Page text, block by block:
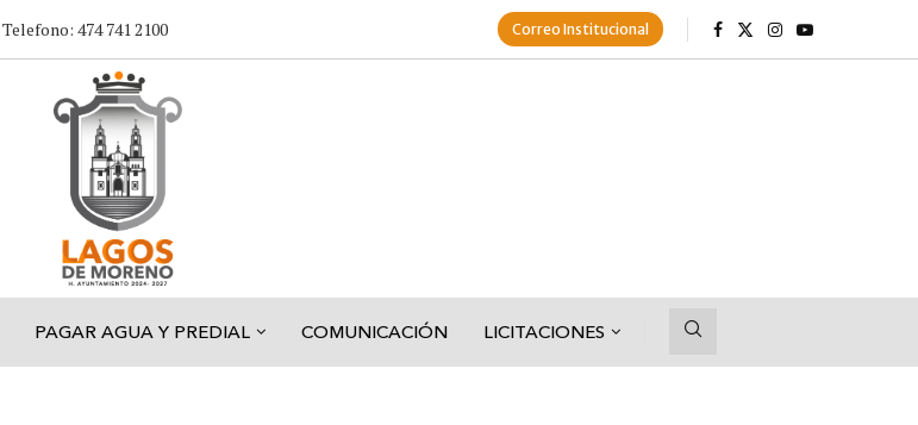
Telefono: 474 741 2100 Correo Institucional
PAGAR AGUA Y PREDIAL COMUNICACIÓN LICITACIONES